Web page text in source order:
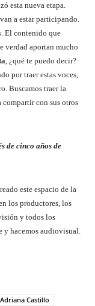
esta nueva etapa.
a estar participando.
El contenido que
verdad aportan mucho
, ¿qué te puedo decir?
por traer estas voces,
Buscamos traer la
con sus otros
de cinco años de
este espacio de la
los productores, los
y todos los
y hacemos audiovisual.
Adriana Castillo